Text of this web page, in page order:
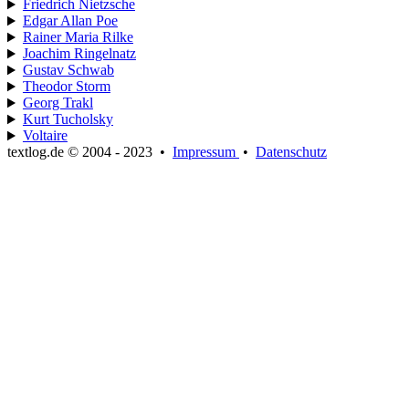
Friedrich Nietzsche
Edgar Allan Poe
Rainer Maria Rilke
Joachim Ringelnatz
Gustav Schwab
Theodor Storm
Georg Trakl
Kurt Tucholsky
Voltaire
textlog.de © 2004 - 2023 • Impressum • Datenschutz